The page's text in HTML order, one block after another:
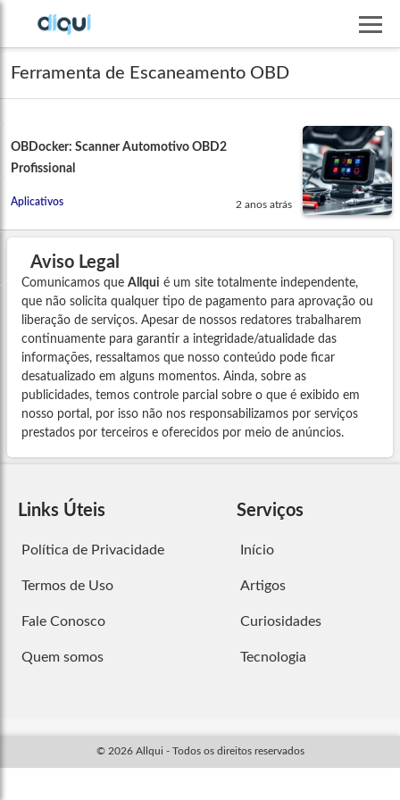
Ferramenta de Escaneamento OBD
OBDocker: Scanner Automotivo OBD2
Profissional
Aplicativos 2 anos atrás
Aviso Legal
Comunicamos que Allqui é um site totalmente independente,
que não solicita qualquer tipo de pagamento para aprovação ou
liberação de serviços. Apesar de nossos redatores trabalharem
continuamente para garantir a integridade/atualidade das
informações, ressaltamos que nosso conteúdo pode ficar
desatualizado em alguns momentos. Ainda, sobre as
publicidades, temos controle parcial sobre o que é exibido em
nosso portal, por isso não nos responsabilizamos por serviços
prestados por terceiros e oferecidos por meio de anúncios.
Links Úteis
Política de Privacidade
Termos de Uso
Fale Conosco
Quem somos
Serviços
Início
Artigos
Curiosidades
Tecnologia
© 2026 Allqui - Todos os direitos reservados